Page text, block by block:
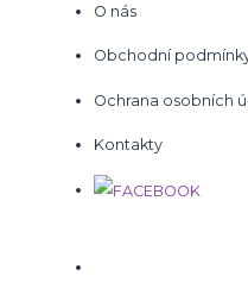
O nás
Obchodní
Ochrana osobních
Kontakty